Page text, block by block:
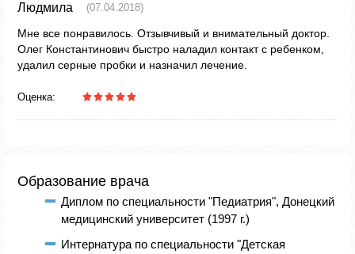
Людмила (07.04.2018)
Мне все понравилось. Отзывчивый и внимательный доктор.
Олег Константинович быстро наладил контакт с ребенком,
удалил серные пробки и назначил лечение.
Оценка:
Образование врача
Диплом по специальности "Педиатрия", Донецкий
медицинский университет (1997 г.)
Интернатура по специальности "Детская